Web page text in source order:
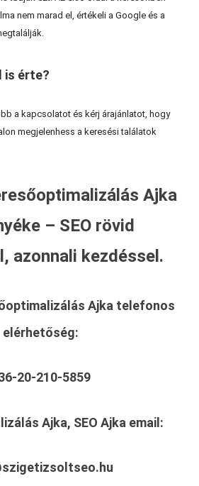
nem marad el, értékeli a Google és a
is érte?
a kapcsolatot és kérj árajánlatot, hogy
megjelenhess a keresési találatok
Ajka
– SEO rövid
azonnali kezdéssel.
Ajka telefonos
elérhetőség:
20-210-5859
Ajka, SEO Ajka email: